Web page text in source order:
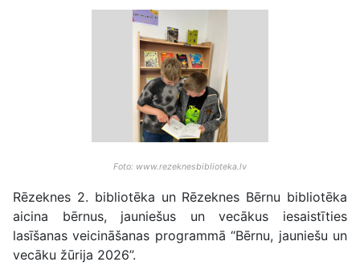
Foto: www.rezeknesbiblioteka.lv
Rēzeknes 2. bibliotēka un Rēzeknes Bērnu bibliotēka
aicina bērnus, jauniešus un vecākus iesaistīties
lasīšanas veicināšanas programmā “Bērnu, jauniešu un
vecāku žūrija 2026”.